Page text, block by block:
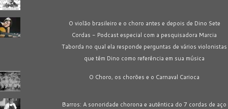
O violão brasileiro e o choro antes e depois de Dino Sete
Cordas - Podcast especial com a pesquisadora Marcia
Taborda no qual ela responde perguntas de vários violonistas
que têm Dino como referência em sua música
O Choro, os chorões e o Carnaval Carioca
Barros: A sonoridade chorona e autêntica do 7 cordas de aço